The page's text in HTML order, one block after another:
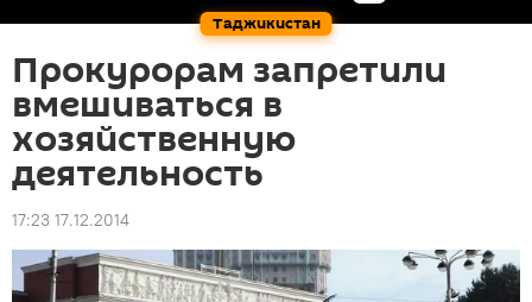
Таджикистан
Прокурорам запретили
вмешиваться в
хозяйственную
деятельность
17:23 17.12.2014